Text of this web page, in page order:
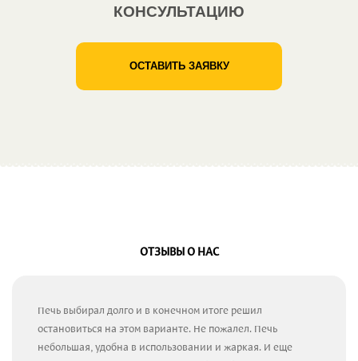
КОНСУЛЬТАЦИЮ
ОСТАВИТЬ ЗАЯВКУ
ОТЗЫВЫ О НАС
Печь выбирал долго и в конечном итоге решил
остановиться на этом варианте. Не пожалел. Печь
небольшая, удобна в использовании и жаркая. И еще